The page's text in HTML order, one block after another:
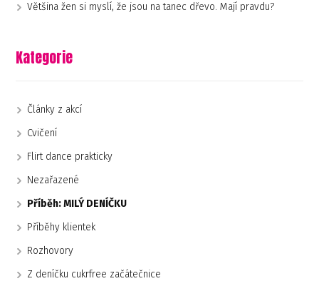
Většina žen si myslí, že jsou na tanec dřevo. Mají pravdu?
Kategorie
Články z akcí
Cvičení
Flirt dance prakticky
Nezařazené
Příběh: MILÝ DENÍČKU
Příběhy klientek
Rozhovory
Z deníčku cukrfree začátečnice